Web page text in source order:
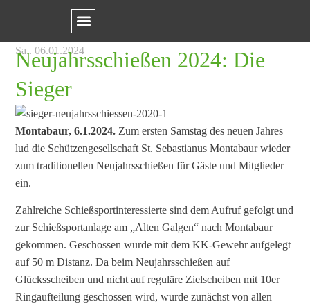
Sa.. 06.01.2024
Neujahrsschießen 2024: Die
Sieger
Montabaur, 6.1.2024. Zum ersten Samstag des neuen Jahres
lud die Schützengesellschaft St. Sebastianus Montabaur wieder
zum traditionellen Neujahrsschießen für Gäste und Mitglieder
ein.
Zahlreiche Schießsportinteressierte sind dem Aufruf gefolgt und
zur Schießsportanlage am „Alten Galgen“ nach Montabaur
gekommen. Geschossen wurde mit dem KK-Gewehr aufgelegt
auf 50 m Distanz. Da beim Neujahrsschießen auf
Glücksscheiben und nicht auf reguläre Zielscheiben mit 10er
Ringaufteilung geschossen wird, wurde zunächst von allen